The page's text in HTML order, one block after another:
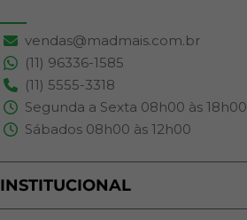
vendas@madmais.com.br
(11) 96336-1585
(11) 5555-3318
Segunda a Sexta 08h00 às 18h00
Sábados 08h00 às 12h00
INSTITUCIONAL
Quem Somos